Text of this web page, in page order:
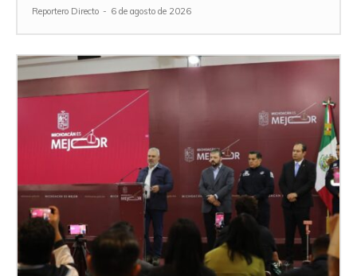
Reportero Directo - 6 de agosto de 2026